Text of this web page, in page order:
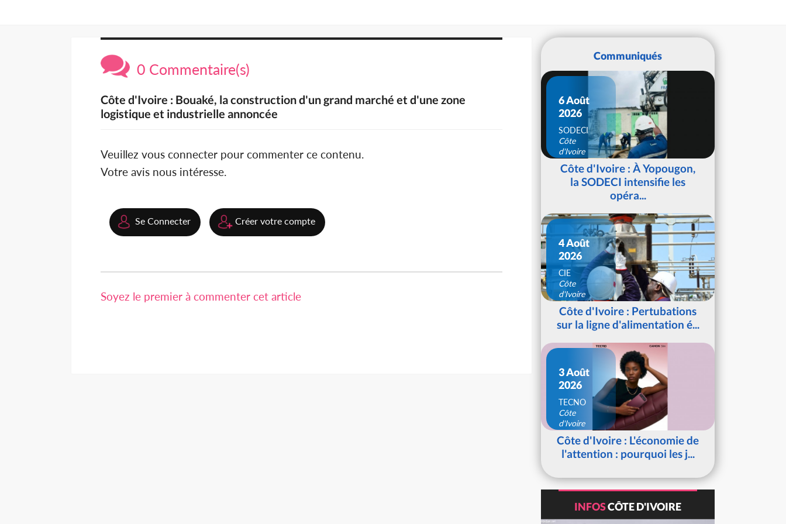
0 Commentaire(s)
Côte d'Ivoire : Bouaké, la construction d'un grand marché et d'une zone
logistique et industrielle annoncée
Veuillez vous connecter pour commenter ce contenu.
Votre avis nous intéresse.
Se Connecter Créer votre compte
Soyez le premier à commenter cet article
Communiqués
6 Août
2026
SODECI
Côte
d'Ivoire
Côte d'Ivoire : À Yopougon,
la SODECI intensifie les
opéra...
4 Août
2026
CIE
Côte
d'Ivoire
Côte d'Ivoire : Pertubations
sur la ligne d'alimentation é...
3 Août
2026
TECNO
Côte
d'Ivoire
Côte d'Ivoire : L'économie de
l'attention : pourquoi les j...
INFOSCÔTE D'IVOIRE